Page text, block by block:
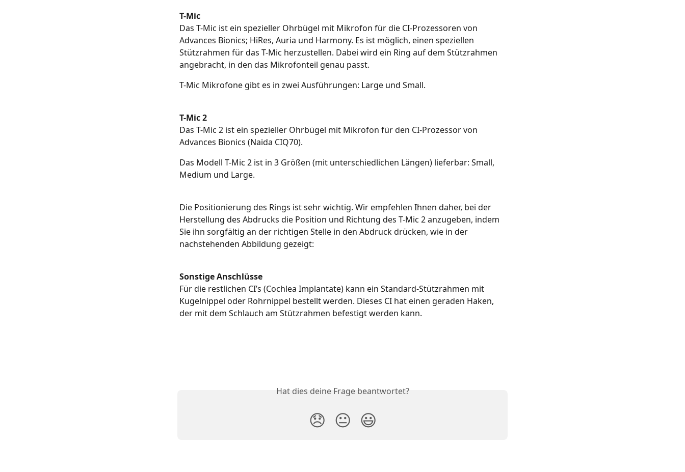
T-Mic
Das T-Mic ist ein spezieller Ohrbügel mit Mikrofon für die CI-Prozessoren von
Advances Bionics; HiRes, Auria und Harmony. Es ist möglich, einen speziellen
Stützrahmen für das T-Mic herzustellen. Dabei wird ein Ring auf dem Stützrahmen
angebracht, in den das Mikrofonteil genau passt.
T-Mic Mikrofone gibt es in zwei Ausführungen: Large und Small.
T-Mic 2
Das T-Mic 2 ist ein spezieller Ohrbügel mit Mikrofon für den CI-Prozessor von
Advances Bionics (Naida CIQ70).
Das Modell T-Mic 2 ist in 3 Größen (mit unterschiedlichen Längen) lieferbar: Small,
Medium und Large.
Die Positionierung des Rings ist sehr wichtig. Wir empfehlen Ihnen daher, bei der
Herstellung des Abdrucks die Position und Richtung des T-Mic 2 anzugeben, indem
Sie ihn sorgfältig an der richtigen Stelle in den Abdruck drücken, wie in der
nachstehenden Abbildung gezeigt:
Sonstige Anschlüsse
Für die restlichen CI’s (Cochlea Implantate) kann ein Standard-Stützrahmen mit
Kugelnippel oder Rohrnippel bestellt werden. Dieses CI hat einen geraden Haken,
der mit dem Schlauch am Stützrahmen befestigt werden kann.
Hat dies deine Frage beantwortet?
😞 😐 😃